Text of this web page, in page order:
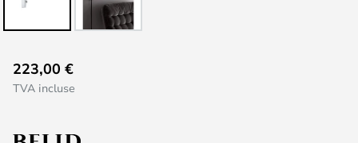
to
the
of
223,00 €
TVA incluse